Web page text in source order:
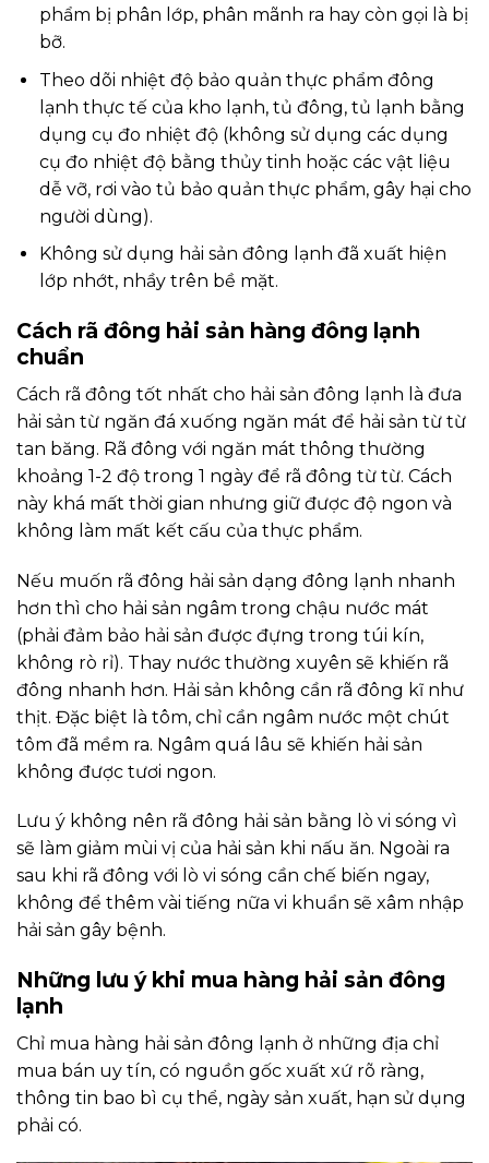
phẩm bị phân lớp, phân mãnh ra hay còn gọi là bị
bỡ.
Theo dõi nhiệt độ bảo quản thực phẩm đông
lạnh thực tế của kho lạnh, tủ đông, tủ lạnh bằng
dụng cụ đo nhiệt độ (không sử dụng các dụng
cụ đo nhiệt độ bằng thủy tinh hoặc các vật liệu
dễ vỡ, rơi vào tủ bảo quản thực phẩm, gây hại cho
người dùng).
Không sử dụng hải sản đông lạnh đã xuất hiện
lớp nhớt, nhầy trên bề mặt.
Cách rã đông hải sản hàng đông lạnh
chuẩn
Cách rã đông tốt nhất cho hải sản đông lạnh là đưa
hải sản từ ngăn đá xuống ngăn mát để hải sản từ từ
tan băng. Rã đông với ngăn mát thông thường
khoảng 1-2 độ trong 1 ngày để rã đông từ từ. Cách
này khá mất thời gian nhưng giữ được độ ngon và
không làm mất kết cấu của thực phẩm.
Nếu muốn rã đông hải sản dạng đông lạnh nhanh
hơn thì cho hải sản ngâm trong chậu nước mát
(phải đảm bảo hải sản được đựng trong túi kín,
không rò rỉ). Thay nước thường xuyên sẽ khiến rã
đông nhanh hơn. Hải sản không cần rã đông kĩ như
thịt. Đặc biệt là tôm, chỉ cần ngâm nước một chút
tôm đã mềm ra. Ngâm quá lâu sẽ khiến hải sản
không được tươi ngon.
Lưu ý không nên rã đông hải sản bằng lò vi sóng vì
sẽ làm giảm mùi vị của hải sản khi nấu ăn. Ngoài ra
sau khi rã đông với lò vi sóng cần chế biến ngay,
không để thêm vài tiếng nữa vi khuẩn sẽ xâm nhập
hải sản gây bệnh.
Những lưu ý khi mua hàng hải sản đông
lạnh
Chỉ mua hàng hải sản đông lạnh ở những địa chỉ
mua bán uy tín, có nguồn gốc xuất xứ rõ ràng,
thông tin bao bì cụ thể, ngày sản xuất, hạn sử dụng
phải có.